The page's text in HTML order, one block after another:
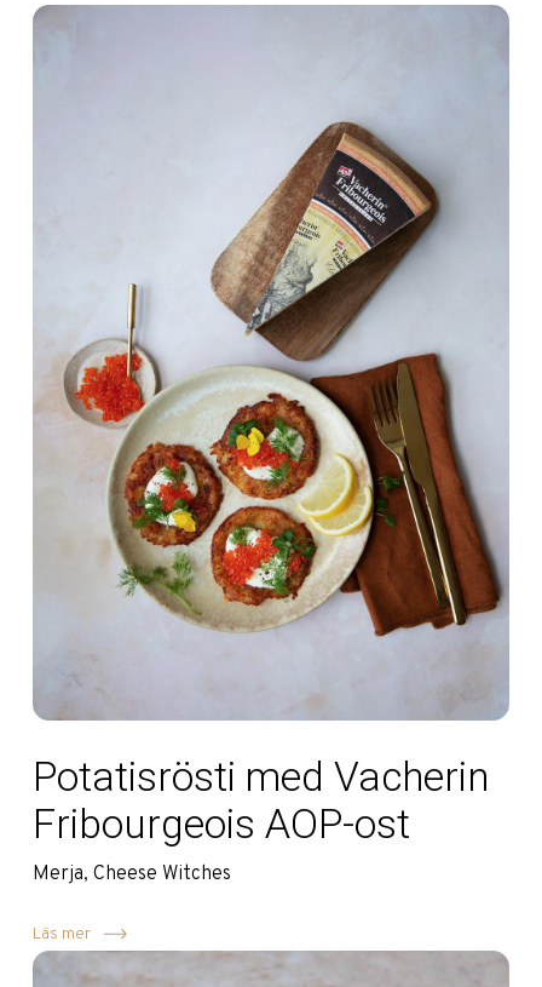
Potatisrösti med Vacherin
Fribourgeois AOP-ost
Merja, Cheese Witches
Läs mer